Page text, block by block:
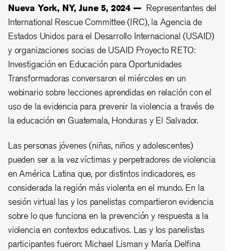
Nueva York, NY, June 5, 2024 — Representantes del
International Rescue Committee (IRC), la Agencia de
Estados Unidos para el Desarrollo Internacional (USAID)
y organizaciones socias de USAID Proyecto RETO:
Investigación en Educación para Oportunidades
Transformadoras conversaron el miércoles en un
webinario sobre lecciones aprendidas en relación con el
uso de la evidencia para prevenir la violencia a través de
la educación en Guatemala, Honduras y El Salvador.
Las personas jóvenes (niñas, niños y adolescentes)
pueden ser a la vez víctimas y perpetradores de violencia
en América Latina que, por distintos indicadores, es
considerada la región más violenta en el mundo. En la
sesión virtual las y los panelistas compartieron evidencia
sobre lo que funciona en la prevención y respuesta a la
violencia en contextos educativos. Las y los panelistas
participantes fueron: Michael Lisman y María Delfina